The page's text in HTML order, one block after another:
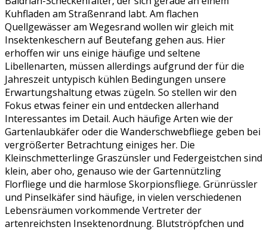
Kuhfladen am Straßenrand labt. Am flachen
Quellgewässer am Wegesrand wollen wir gleich mit
Insektenkeschern auf Beutefang gehen aus. Hier
erhoffen wir uns einige häufige und seltene
Libellenarten, müssen allerdings aufgrund der für die
Jahreszeit untypisch kühlen Bedingungen unsere
Erwartungshaltung etwas zügeln. So stellen wir den
Fokus etwas feiner ein und entdecken allerhand
Interessantes im Detail. Auch häufige Arten wie der
Gartenlaubkäfer oder die Wanderschwebfliege geben bei
vergrößerter Betrachtung einiges her. Die
Kleinschmetterlinge Graszünsler und Federgeistchen sind
klein, aber oho, genauso wie der Gartennützling
Florfliege und die harmlose Skorpionsfliege. Grünrüssler
und Pinselkäfer sind häufige, in vielen verschiedenen
Lebensräumen vorkommende Vertreter der
artenreichsten Insektenordnung. Blutströpfchen und